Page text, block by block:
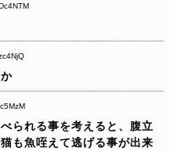
られる事を考えると、腹立
も魚咥えて逃げる事が出来